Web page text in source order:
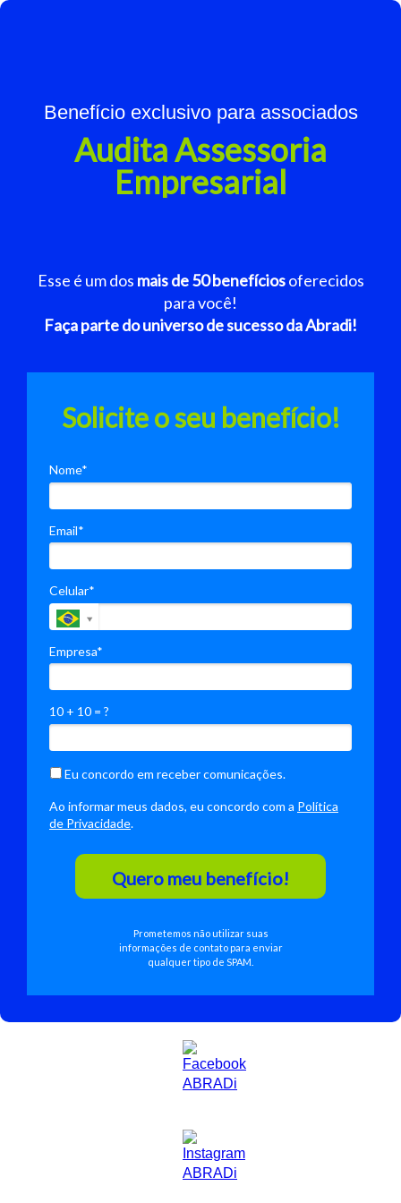
Benefício exclusivo para associados
Audita Assessoria
Empresarial
Esse é um dos mais de 50 benefíciosoferecidos
para você!
Faça parte do universo de sucesso da Abradi!
Solicite o seu benefício!
Nome*
Email*
Celular*
Empresa*
10 + 10 = ?
Eu concordo em receber comunicações.
Ao informar meus dados, eu concordo com a Política
de Privacidade.
Quero meu benefício!
Prometemos não utilizar suas
informações de contato para enviar
qualquer tipo de SPAM.